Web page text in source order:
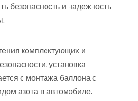
безопасность и надежность
комплектующих и
установка
с монтажа баллона с
азота в автомобиле.